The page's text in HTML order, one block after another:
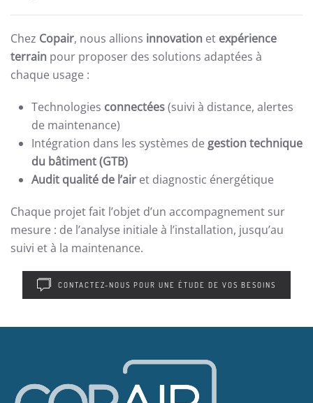
Chez Copair, nous allions innovation et expérience
terrain pour proposer des solutions adaptées à
chaque usage :
Technologies connectées(suivi à distance, alertes
de maintenance)
Intégration dans les systèmes de gestion technique
du bâtiment (GTB)
Audit qualité de l’air et diagnostic énergétique
Chaque projet fait l’objet d’un accompagnement sur
mesure : de l’analyse initiale à l’installation, jusqu’au
suivi et à la maintenance.
CONTACTEZ-NOUS POUR UNE ÉTUDE DE VOS BESOINS